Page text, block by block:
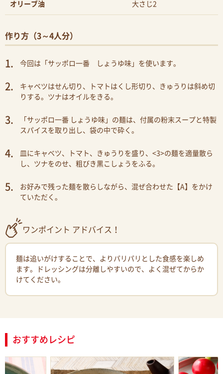
オリーブ油 大さじ2
作り方（3～4人分）
今回は「サッポロ一番 しょうゆ味」を使います。
キャベツはせん切り、トマトはくし形切り、きゅうりは斜め切
りする。ツナはオイルをきる。
「サッポロ一番 しょうゆ味」の麺は、付属の粉末スープと特製
スパイスを取り出し、袋の中で砕く。
皿にキャベツ、トマト、きゅうりを盛り、<3>の麺を適量散ら
し、ツナをのせ、粗びき黒こしょうをふる。
お好みで残った麺を散らしながら、混ぜ合わせた【A】をかけ
ていただく。
ワンポイント アドバイス！
麺は追いがけすることで、よりパリパリとした食感を楽しめ
ます。ドレッシングは分離しやすいので、よく混ぜてからか
けてください。
おすすめレシピ